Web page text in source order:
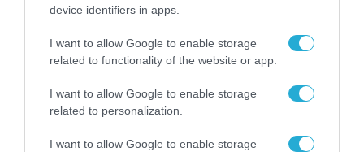
device identifiers in apps.
I want to allow Google to enable storage
related to functionality of the website or app.
I want to allow Google to enable storage
related to personalization.
I want to allow Google to enable storage
συνεχίσει να αποτελεί τη δυνατή φωνή των
τα ευρήματα της έρευνας για να ενισχύσει